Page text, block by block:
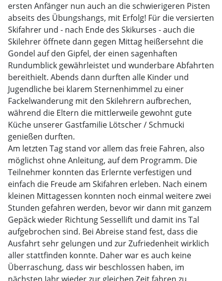
ersten Anfänger nun auch an die schwierigeren Pisten
abseits des Übungshangs, mit Erfolg! Für die versierten
Skifahrer und - nach Ende des Skikurses - auch die
Skilehrer öffnete dann gegen Mittag heißersehnt die
Gondel auf den Gipfel, der einen sagenhaften
Rundumblick gewährleistet und wunderbare Abfahrten
bereithielt. Abends dann durften alle Kinder und
Jugendliche bei klarem Sternenhimmel zu einer
Fackelwanderung mit den Skilehrern aufbrechen,
während die Eltern die mittlerweile gewohnt gute
Küche unserer Gastfamilie Lötscher / Schmucki
genießen durften.
Am letzten Tag stand vor allem das freie Fahren, also
möglichst ohne Anleitung, auf dem Programm. Die
Teilnehmer konnten das Erlernte verfestigen und
einfach die Freude am Skifahren erleben. Nach einem
kleinen Mittagessen konnten noch einmal weitere zwei
Stunden gefahren werden, bevor wir dann mit ganzem
Gepäck wieder Richtung Sessellift und damit ins Tal
aufgebrochen sind. Bei Abreise stand fest, dass die
Ausfahrt sehr gelungen und zur Zufriedenheit wirklich
aller stattfinden konnte. Daher war es auch keine
Überraschung, dass wir beschlossen haben, im